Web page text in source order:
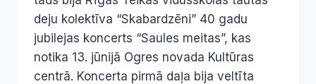
deju kolektīva “Skabardzēni” 40 gadu
jubilejas koncerts “Saules meitas”, kas
notika 13. jūnijā Ogres novada Kultūras
centrā. Koncerta pirmā daļa bija veltīta